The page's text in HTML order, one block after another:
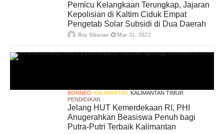
Pemicu Kelangkaan Terungkap, Jajaran
Kepolisian di Kaltim Ciduk Empat
Pengetab Solar Subsidi di Dua Daerah
Roy Siburian Mar 31, 2022
BORNEO KALIMANTAN KALIMANTAN TIMUR
PENDIDIKAN
Jelang HUT Kemerdekaan RI, PHI
Anugerahkan Beasiswa Penuh bagi
Putra-Putri Terbaik Kalimantan